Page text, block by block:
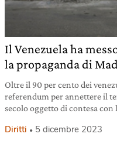
Il Venezuela ha
la propaganda di
Oltre il 90 per cento dei
referendum per annettere il
secolo oggetto di contesa con
Diritti 5 dicembre 2023